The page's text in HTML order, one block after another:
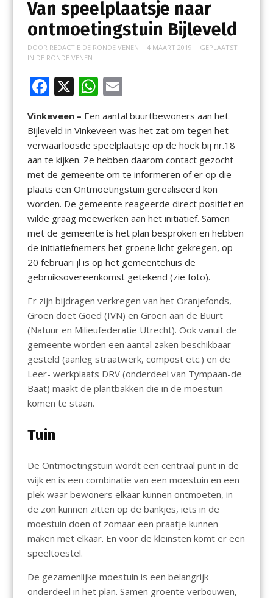
Van speelplaatsje naar
ontmoetingstuin Bijleveld
DOOR REDACTIE DE RONDE VENEN | 4 MAART 2019 | GEPLAATST
IN DE RONDE VENEN
F
e
b
o
o
k
X W
at
s
A
p
p
E
m
ai
l
Vinkeveen – Een aantal buurtbewoners aan het
Bijleveld in Vinkeveen was het zat om tegen het
verwaarloosde speelplaatsje op de hoek bij nr.18
aan te kijken. Ze hebben daarom contact gezocht
met de gemeente om te informeren of er op die
plaats een Ontmoetingstuin gerealiseerd kon
worden. De gemeente reageerde direct positief en
wilde graag meewerken aan het initiatief. Samen
met de gemeente is het plan besproken en hebben
de initiatiefnemers het groene licht gekregen, op
20 februari jl is op het gemeentehuis de
gebruiksovereenkomst getekend (zie foto).
Er zijn bijdragen verkregen van het Oranjefonds,
Groen doet Goed (IVN) en Groen aan de Buurt
(Natuur en Milieufederatie Utrecht). Ook vanuit de
gemeente worden een aantal zaken beschikbaar
gesteld (aanleg straatwerk, compost etc.) en de
Leer- werkplaats DRV (onderdeel van Tympaan-de
Baat) maakt de plantbakken die in de moestuin
komen te staan.
Tuin
De Ontmoetingstuin wordt een centraal punt in de
wijk en is een combinatie van een moestuin en een
plek waar bewoners elkaar kunnen ontmoeten, in
de zon kunnen zitten op de bankjes, iets in de
moestuin doen of zomaar een praatje kunnen
maken met elkaar. En voor de kleinsten komt er een
speeltoestel.
De gezamenlijke moestuin is een belangrijk
onderdeel in het plan. Samen groente verbouwen,